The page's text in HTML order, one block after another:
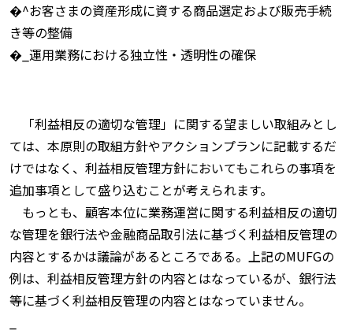
�^お客さまの資産形成に資する商品選定および販売手続
き等の整備
�_運用業務における独立性・透明性の確保
「利益相反の適切な管理」に関する望ましい取組みとし
ては、本原則の取組方針やアクションプランに記載するだ
けではなく、利益相反管理方針においてもこれらの事項を
追加事項として盛り込むことが考えられます。
もっとも、顧客本位に業務運営に関する利益相反の適切
な管理を銀行法や金融商品取引法に基づく利益相反管理の
内容とするかは議論があるところである。上記のMUFGの
例は、利益相反管理方針の内容とはなっているが、銀行法
等に基づく利益相反管理の内容とはなっていません。